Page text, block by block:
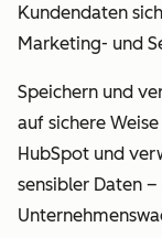
Kundendaten
Marketing- und
Speichern und
auf sichere
HubSpot und
sensibler Daten